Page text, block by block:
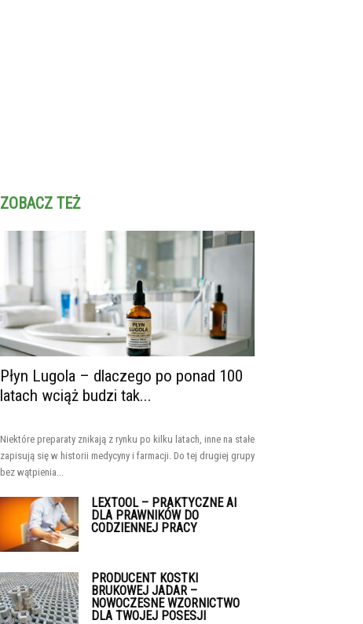
ZOBACZ TEŻ
Płyn Lugola – dlaczego po ponad 100
latach wciąż budzi tak...
Niektóre preparaty znikają z rynku po kilku latach, inne na stałe
zapisują się w historii medycyny i farmacji. Do tej drugiej grupy
bez wątpienia...
LEXTOOL – PRAKTYCZNE AI
DLA PRAWNIKÓW DO
CODZIENNEJ PRACY
PRODUCENT KOSTKI
BRUKOWEJ JADAR –
NOWOCZESNE WZORNICTWO
DLA TWOJEJ POSESJI